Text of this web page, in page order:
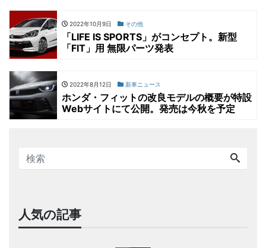
2022年10月9日 その他
「LIFE IS SPORTS」がコンセプト。新型
「FIT」用 無限パーツ発表
2022年8月12日 新車ニュース
ホンダ・フィットの改良モデルの概要が特設
Webサイトにて公開。発売は今秋を予定
人気の記事